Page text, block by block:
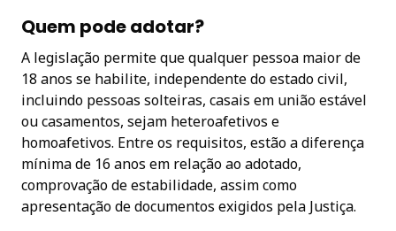
Quem pode adotar?
A legislação permite que qualquer pessoa maior de
18 anos se habilite, independente do estado civil,
incluindo pessoas solteiras, casais em união estável
ou casamentos, sejam heteroafetivos e
homoafetivos. Entre os requisitos, estão a diferença
mínima de 16 anos em relação ao adotado,
comprovação de estabilidade, assim como
apresentação de documentos exigidos pela Justiça.